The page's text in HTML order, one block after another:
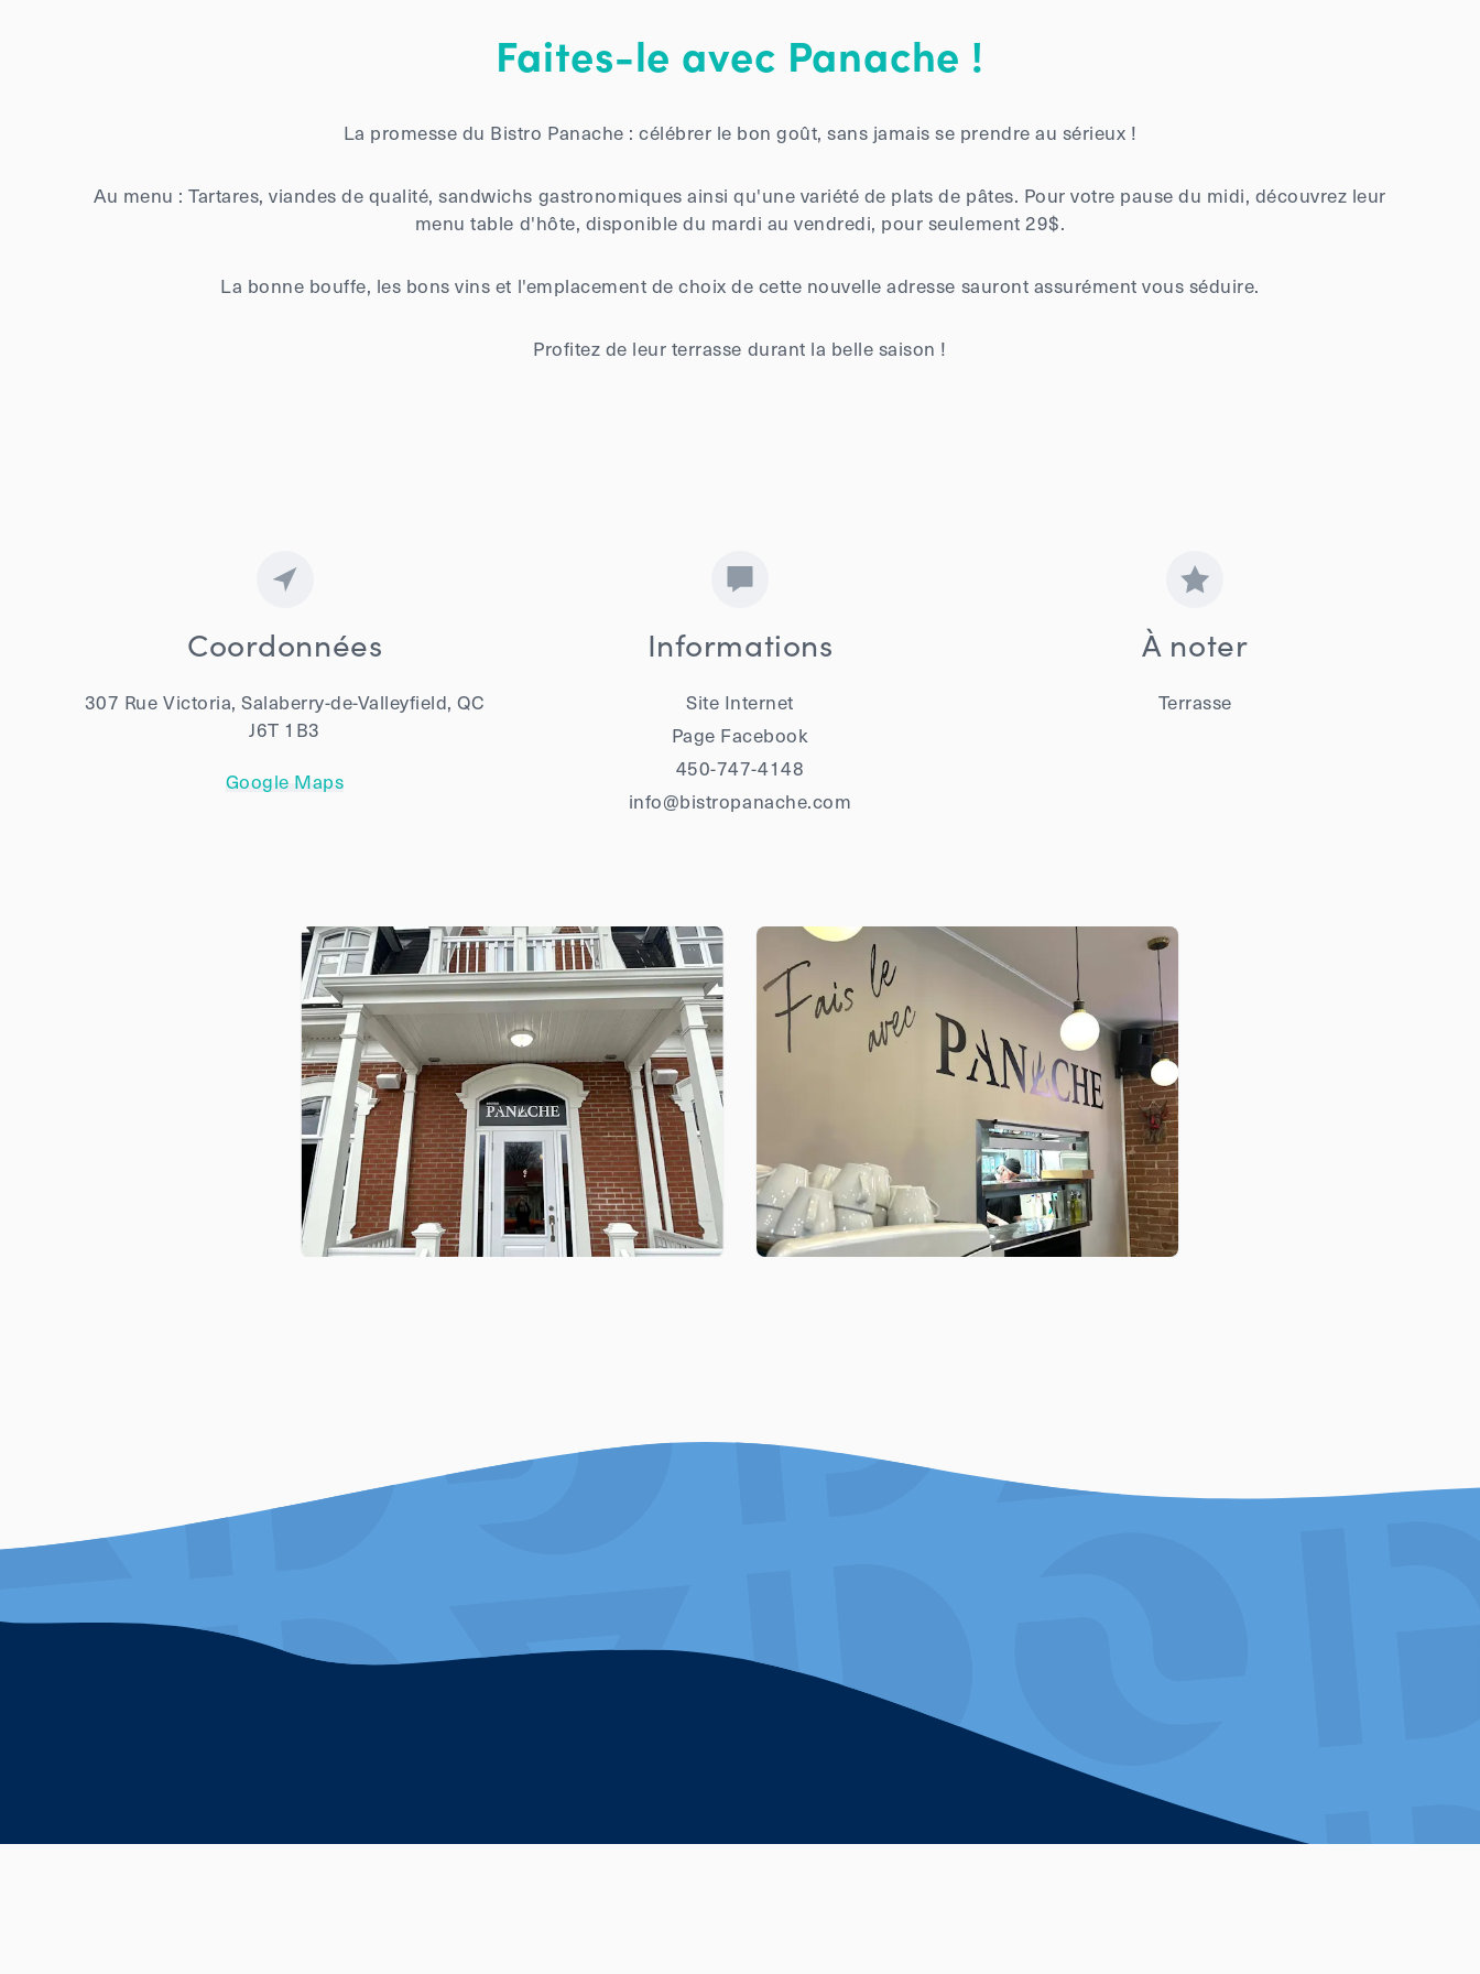
Faites-le avec Panache !
La promesse du Bistro Panache : célébrer le bon goût, sans jamais se prendre au sérieux !
Au menu : Tartares, viandes de qualité, sandwichs gastronomiques ainsi qu'une variété de plats de pâtes. Pour votre pause du midi, découvrez leur
menu table d'hôte, disponible du mardi au vendredi, pour seulement 29$.
La bonne bouffe, les bons vins et l'emplacement de choix de cette nouvelle adresse sauront assurément vous séduire.
Profitez de leur terrasse durant la belle saison !
Coordonnées
307 Rue Victoria, Salaberry-de-Valleyfield, QC
J6T 1B3
Google Maps
Informations
Site Internet
Page Facebook
450-747-4148
info@bistropanache.com
À noter
Terrasse